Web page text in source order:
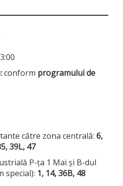
conform programului de
către zona centrală: 6,
39L, 47
P-ța 1 Mai și B-dul
special): 1, 14, 36B, 48